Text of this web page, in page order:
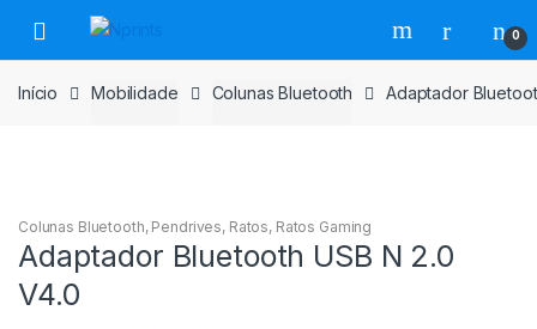
para
navegação
para
o
conteúdo
0
Início Mobilidade Colunas Bluetooth Adaptador
Colunas Bluetooth, Pendrives, Ratos, Ratos Gaming
Adaptador Bluetooth USB N 2.0
V4.0